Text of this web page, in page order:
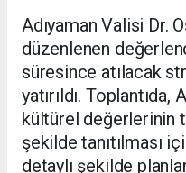
Adıyaman Valisi Dr.
düzenlenen
süresince atılacak
yatırıldı. Toplantıda,
kültürel değerlerinin
şekilde tanıtılması
detaylı şekilde